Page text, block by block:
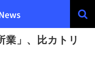
業」、比カトリ